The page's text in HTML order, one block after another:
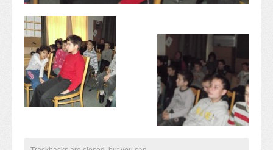
TÁMOP-3.1.4-12/2
Projektbeszámolók
Egészségnap
Informatika Szakkör
Konfliktuskezelés
Mindennapos testnevelés